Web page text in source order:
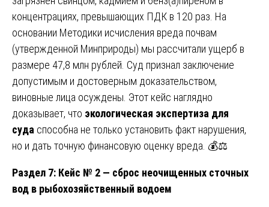
концентрациях, превышающих ПДК в 120 раз. На
основании Методики исчисления вреда почвам
(утвержденной Минприроды) мы рассчитали ущерб в
размере 47,8 млн рублей. Суд признал заключение
допустимым и достоверным доказательством,
виновные лица осуждены. Этот кейс наглядно
доказывает, что экологическая экспертиза для
суда способна не только установить факт нарушения,
но и дать точную финансовую оценку вреда. 💰⚖️
Раздел 7: Кейс № 2 — сброс неочищенных сточных
вод в рыбохозяйственный водоем